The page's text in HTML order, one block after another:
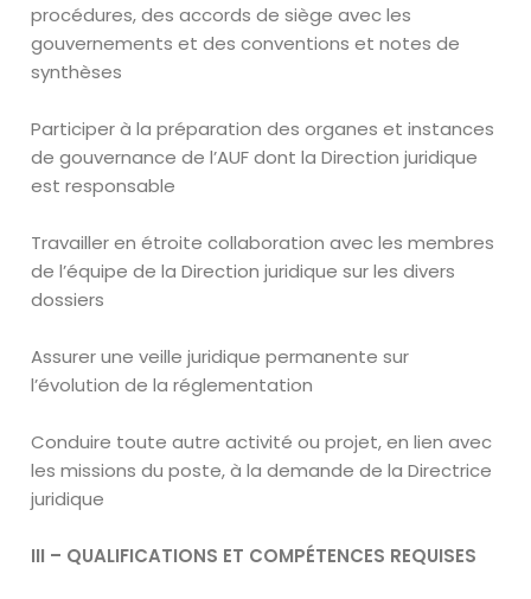
procédures, des accords de siège avec les
gouvernements et des conventions et notes de
synthèses
Participer à la préparation des organes et instances
de gouvernance de l’AUF dont la Direction juridique
est responsable
Travailler en étroite collaboration avec les membres
de l’équipe de la Direction juridique sur les divers
dossiers
Assurer une veille juridique permanente sur
l’évolution de la réglementation
Conduire toute autre activité ou projet, en lien avec
les missions du poste, à la demande de la Directrice
juridique
III – QUALIFICATIONS ET COMPÉTENCES REQUISES